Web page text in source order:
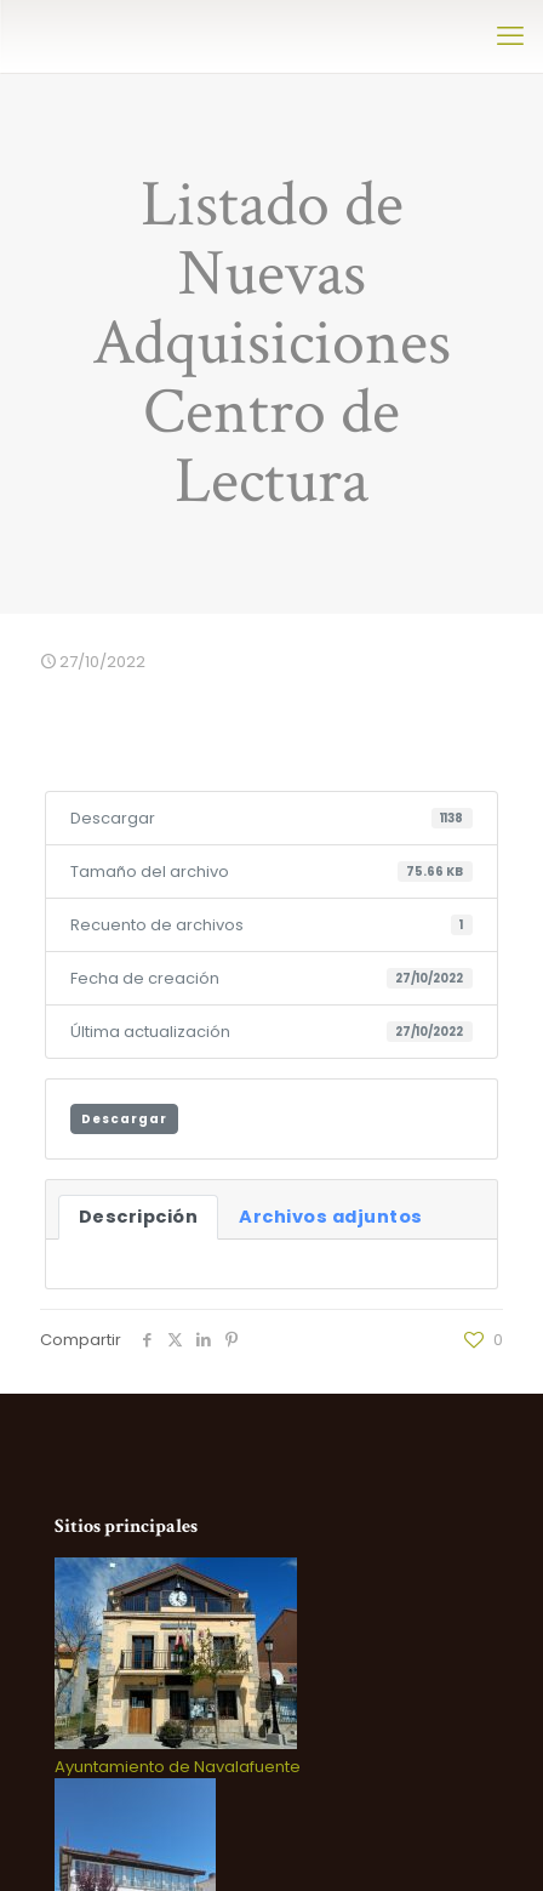
Listado de
Nuevas
Adquisiciones
Centro de
Lectura
27/10/2022
Descargar 1138
Tamaño del archivo 75.66 KB
Recuento de archivos 1
Fecha de creación 27/10/2022
Última actualización 27/10/2022
Descargar
Descripción Archivos adjuntos
Compartir 0
Sitios principales
Ayuntamiento de Navalafuente